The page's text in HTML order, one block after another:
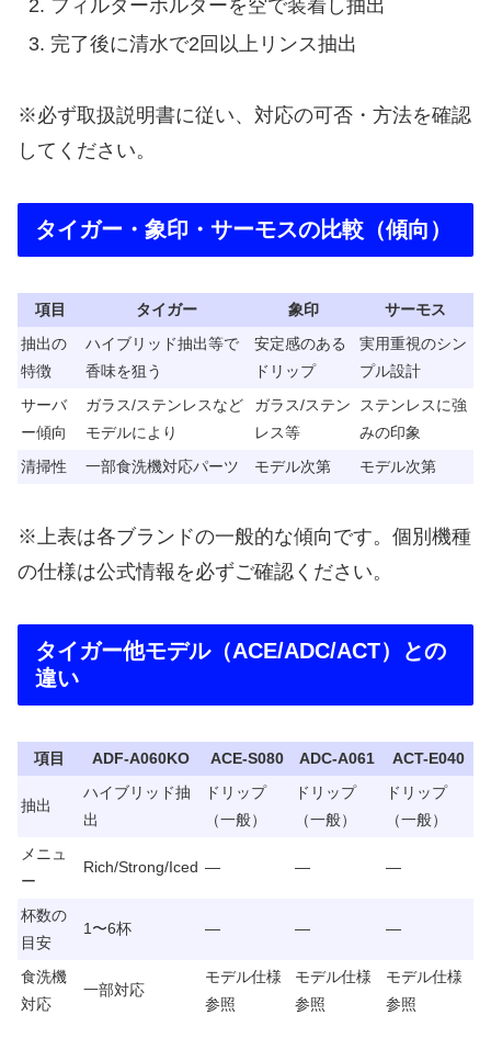
フィルターホルダーを空で装着し抽出
完了後に清水で2回以上リンス抽出
※必ず取扱説明書に従い、対応の可否・方法を確認
してください。
タイガー・象印・サーモスの比較（傾向）
項目 タイガー 象印
サーモス
抽出の
特徴
ハイブリッド抽出等で
香味を狙う
安定感のある
ドリップ
実用重視のシン
プル設計
サーバ
ー傾向
ガラス/ステンレスなど
モデルにより
ガラス/ステン
レス等
ステンレスに強
みの印象
清掃性
一部食洗機対応パーツ モデル次第 モデル次第
※上表は各ブランドの一般的な傾向です。個別機種
の仕様は公式情報を必ずご確認ください。
タイガー他モデル（ACE/ADC/ACT）との
違い
項目 ADF-A060KO ACE-S080 ADC-A061 ACT-E040
抽出
ハイブリッド抽
出
ドリップ
（一般）
ドリップ
（一般）
ドリップ
（一般）
メニュ
ー
Rich/Strong/Iced — — —
杯数の
目安
1〜6杯 — — —
食洗機
対応
一部対応
モデル仕様
参照
モデル仕様
参照
モデル仕様
参照